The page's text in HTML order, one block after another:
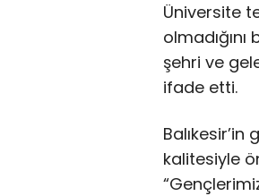
Üniversite
şehri ve
ifade etti.
kalitesiyle